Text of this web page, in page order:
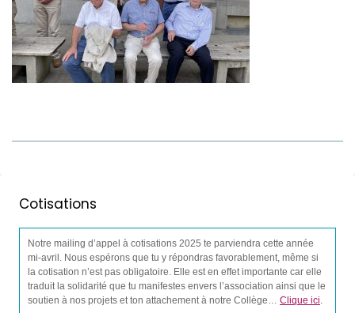
Cotisations
Notre mailing d’appel à cotisations 2025 te parviendra cette année
mi-avril. Nous espérons que tu y répondras favorablement, même si
la cotisation n’est pas obligatoire. Elle est en effet importante car elle
traduit la solidarité que tu manifestes envers l’association ainsi que le
soutien à nos projets et ton attachement à notre Collège… Clique ici.